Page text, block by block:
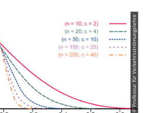
© Professur für Verkehrsströmungslehre